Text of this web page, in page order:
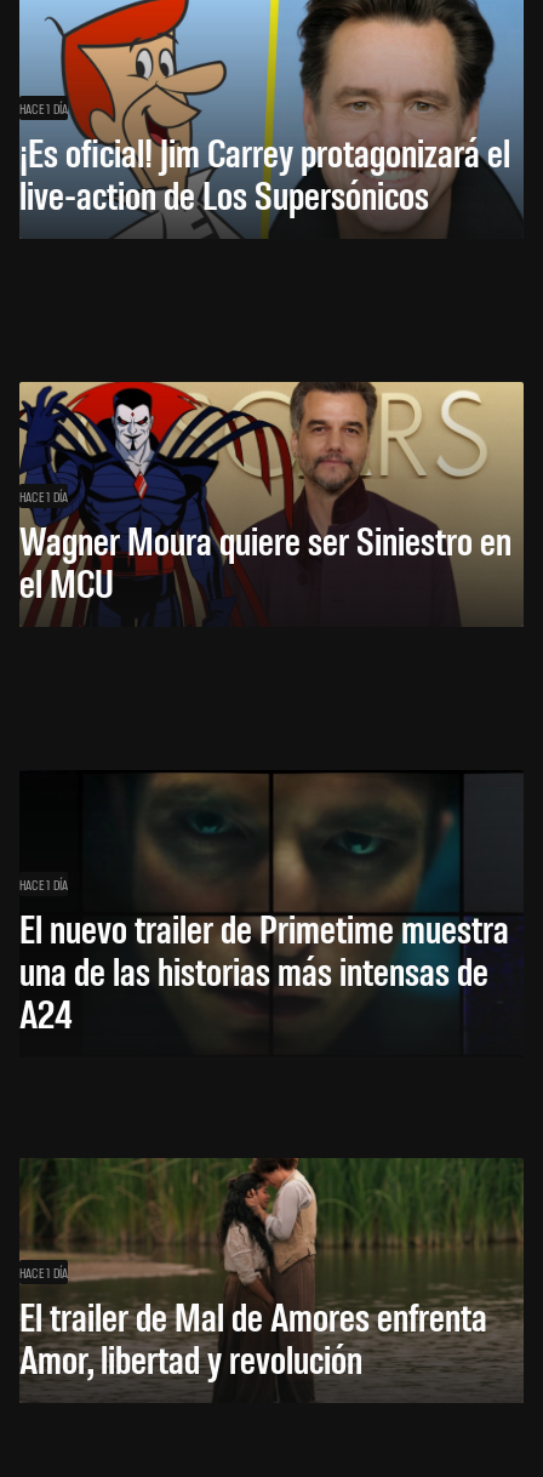
HACE 1 DÍA
¡Es oficial! Jim Carrey protagonizará el
live-action de Los Supersónicos
HACE 1 DÍA
Wagner Moura quiere ser Siniestro en
el MCU
HACE 1 DÍA
El nuevo trailer de Primetime muestra
una de las historias más intensas de
A24
HACE 1 DÍA
El trailer de Mal de Amores enfrenta
Amor, libertad y revolución